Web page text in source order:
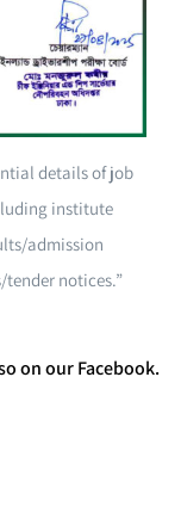
details of job
institute
admission
notices.”
on our Facebook.